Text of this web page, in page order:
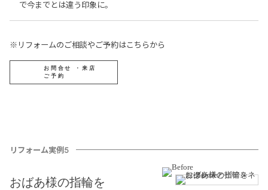
で今までとは違う印象に。
※リフォームのご相談やご予約はこちらから
お問合せ ・来店
ご予約
リフォーム実例5
おばあ様の指輪を